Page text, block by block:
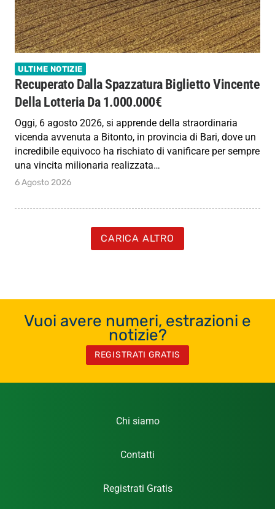
ULTIME NOTIZIE
Recuperato Dalla Spazzatura Biglietto Vincente
Della Lotteria Da 1.000.000€
Oggi, 6 agosto 2026, si apprende della straordinaria
vicenda avvenuta a Bitonto, in provincia di Bari, dove un
incredibile equivoco ha rischiato di vanificare per sempre
una vincita milionaria realizzata…
6 Agosto 2026
CARICA ALTRO
Vuoi avere numeri, estrazioni e
notizie?
REGISTRATI GRATIS
Chi siamo
Contatti
Registrati Gratis